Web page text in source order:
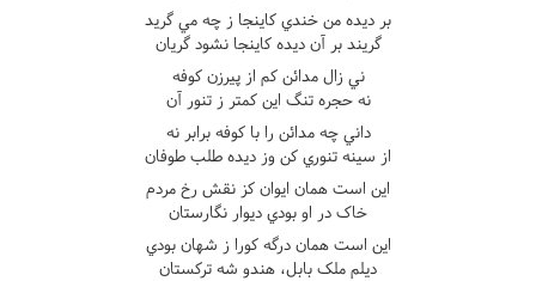
بر ديده من خندي کاينجا ز چه مي گريد
گريند بر آن ديده کاينجا نشود گريان
ني زال مدائن کم از پيرزن کوفه
نه حجره تنگ اين کمتر ز تنور آن
داني چه مدائن را با کوفه برابر نه
از سينه تنوري کن وز ديده طلب طوفان
اين است همان ايوان کز نقش رخ مردم
خاک در او بودي ديوار نگارستان
اين است همان درگه کورا ز شهان بودي
ديلم ملک بابل، هندو شه ترکستان